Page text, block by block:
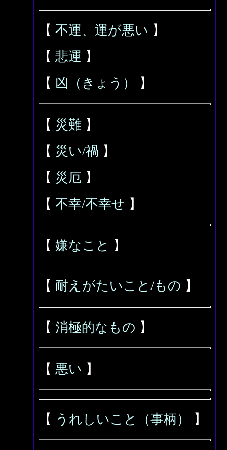
【 不運、運が悪い 】
【 悲運 】
【 凶（きょう） 】
【 災難 】
【 災い/禍 】
【 災厄 】
【 不幸/不幸せ 】
【 嫌なこと 】
【 耐えがたいこと/もの 】
【 消極的なもの 】
【 悪い 】
【 うれしいこと（事柄） 】